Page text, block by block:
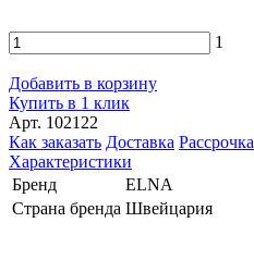
1
Добавить в корзину
Купить в 1 клик
Арт. 102122
Как заказать Доставка Рассрочка
Характеристики
Бренд
ELNA
Страна бренда Швейцария